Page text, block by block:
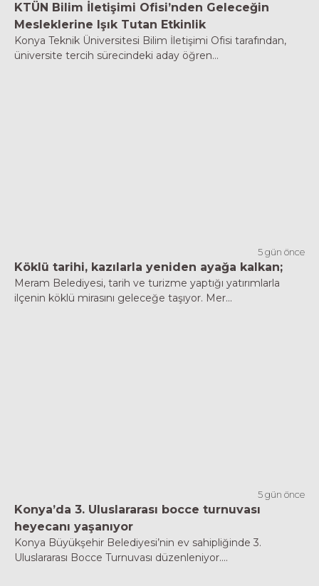
KTÜN Bilim İletişimi Ofisi’nden Geleceğin
Mesleklerine Işık Tutan Etkinlik
Konya Teknik Üniversitesi Bilim İletişimi Ofisi tarafından,
üniversite tercih sürecindeki aday öğren...
5 gün önce
Köklü tarihi, kazılarla yeniden ayağa kalkan;
Meram Belediyesi, tarih ve turizme yaptığı yatırımlarla
ilçenin köklü mirasını geleceğe taşıyor. Mer...
5 gün önce
Konya’da 3. Uluslararası bocce turnuvası
heyecanı yaşanıyor
Konya Büyükşehir Belediyesi’nin ev sahipliğinde 3.
Uluslararası Bocce Turnuvası düzenleniyor....